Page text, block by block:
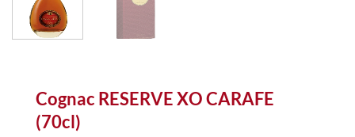
Cognac RESERVE XO CARAFE
(70cl)